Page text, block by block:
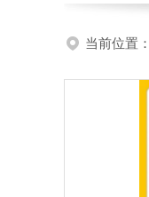
当前位置：